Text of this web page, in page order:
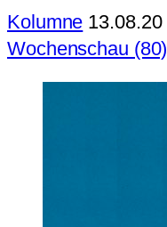
Kolumne 13.08.20
Wochenschau (80)